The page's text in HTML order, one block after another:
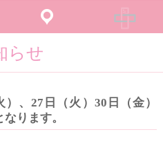
らせ
、27日（火）30日（金）
ります。